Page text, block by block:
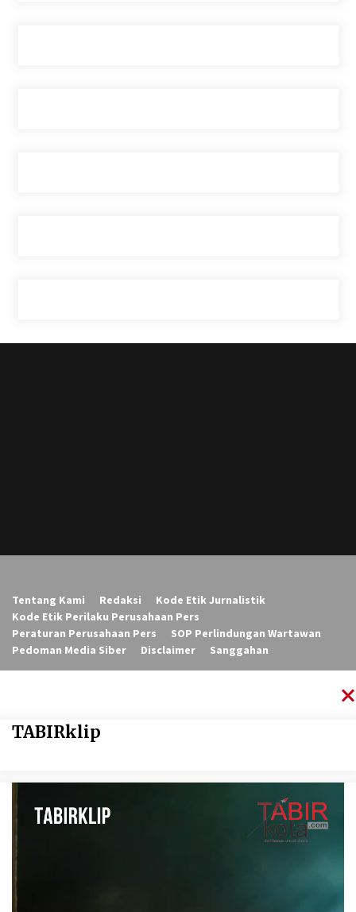
Tentang Kami Redaksi
Kode Etik Jurnalistik
Kode Etik Perilaku Perusahaan Pers
Peraturan Perusahaan Pers
SOP Perlindungan Wartawan
Pedoman Media Siber
Disclaimer Sanggahan
TABIRklip